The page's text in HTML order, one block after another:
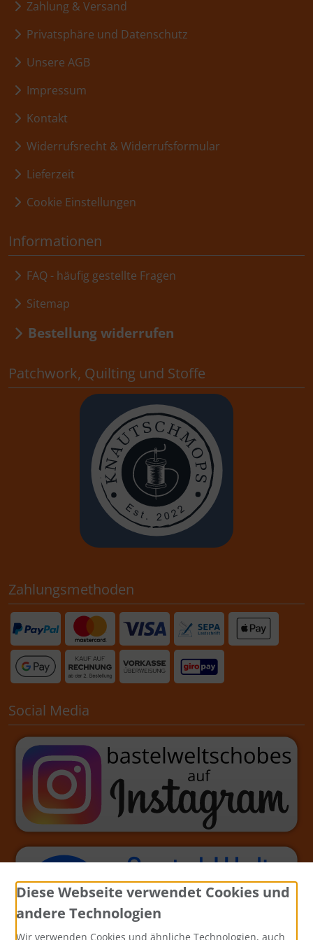
Zahlung & Versand
Privatsphäre und Datenschutz
Unsere AGB
Impressum
Kontakt
Widerrufsrecht & Widerrufsformular
Lieferzeit
Cookie Einstellungen
Informationen
FAQ - häufig gestellte Fragen
Sitemap
Bestellung widerrufen
Patchwork, Quilting und Stoffe
Zahlungsmethoden
Social Media
Diese Webseite verwendet Cookies und
andere Technologien
Wir verwenden Cookies und ähnliche Technologien, auch